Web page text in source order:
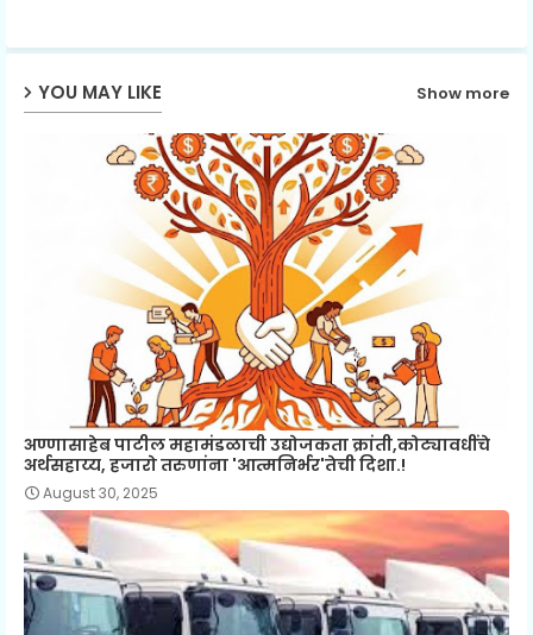
YOU MAY LIKE Show more
अण्णासाहेब पाटील महामंडळाची उद्योजकता क्रांती,कोट्यावधींचे
अर्थसहाय्य, हजारो तरुणांना 'आत्मनिर्भर'तेची दिशा.!
August 30, 2025